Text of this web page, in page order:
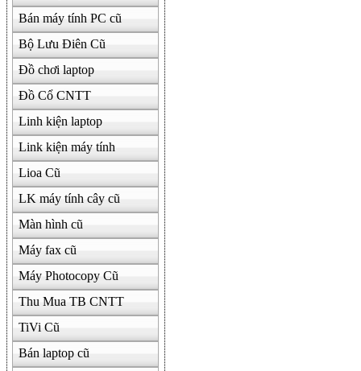
Bán máy tính PC cũ
Bộ Lưu Điên Cũ
Đồ chơi laptop
Đồ Cổ CNTT
Linh kiện laptop
Link kiện máy tính
Lioa Cũ
LK máy tính cây cũ
Màn hình cũ
Máy fax cũ
Máy Photocopy Cũ
Thu Mua TB CNTT
TiVi Cũ
Bán laptop cũ